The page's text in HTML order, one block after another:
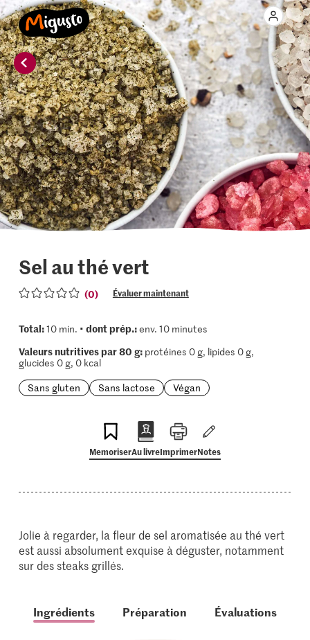
Sel au thé vert
(0) Évaluer maintenant
Total:10 min. • dont prép.:env. 10 minutes
Valeurs nutritives par 80 g:protéines 0 g, lipides 0 g,
glucides 0 g, 0 kcal
Sans gluten
Sans lactose Végan
MemoriserAu livreImprimerNotes
Jolie à regarder, la fleur de sel aromatisée au thé vert
est aussi absolument exquise à déguster, notamment
sur des steaks grillés.
Ingrédients Préparation Évaluations